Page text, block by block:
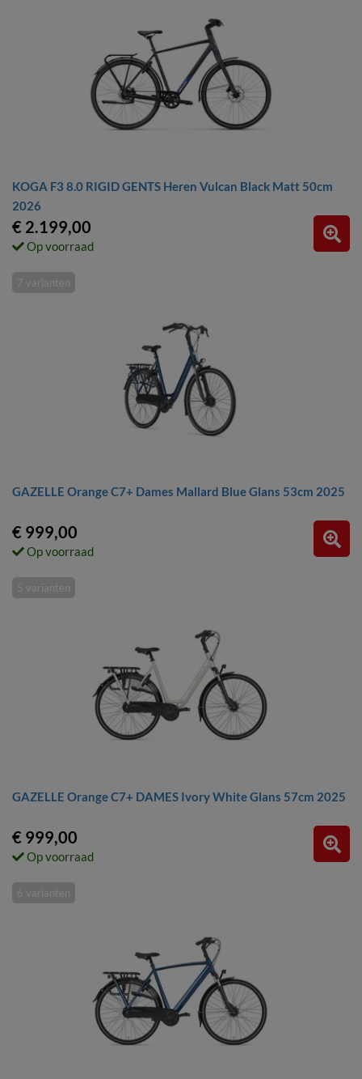
KOGA F3 8.0 RIGID GENTS Heren Vulcan Black Matt 50cm
2026
€ 2.199,00
Op voorraad
GAZELLE Orange C7+ Dames Mallard Blue Glans 53cm 2025
7 varianten
€ 999,00
Op voorraad
GAZELLE Orange C7+ DAMES Ivory White Glans 57cm 2025
5 varianten
€ 999,00
Op voorraad
6 varianten